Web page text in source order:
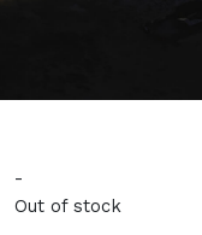
-
Out of stock